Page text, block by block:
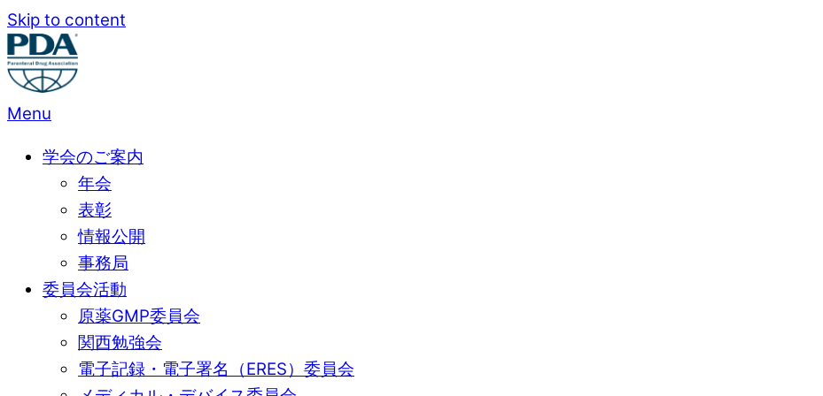
Skip to content
Menu
学会のご案内
年会
表彰
情報公開
事務局
委員会活動
原薬GMP委員会
関西勉強会
電子記録・電子署名（ERES）委員会